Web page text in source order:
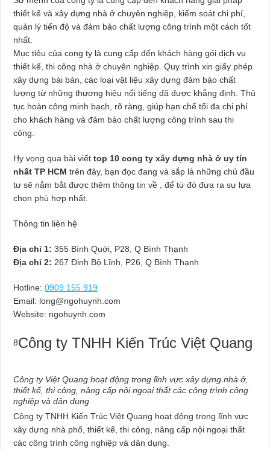
thiết kế và xây dựng nhà ở chuyên nghiệp, kiểm soát chi phí,
quản lý tiến độ và đảm bảo chất lượng công trình một cách tốt
nhất.
Mục tiêu của cong ty là cung cấp đến khách hàng gói dịch vụ
thiết kế, thi công nhà ở chuyên nghiệp. Quy trình xin giấy phép
xây dựng bài bản, các loại vật liệu xây dựng đảm bảo chất
lượng từ những thương hiệu nổi tiếng đã được khẳng định. Thủ
tục hoàn công minh bạch, rõ ràng, giúp hạn chế tối đa chi phí
cho khách hàng và đảm bảo chất lượng công trình sau thi
công.
Hy vọng qua bài viếttop 10 cong ty xây dựng nhà ở uy tín
nhất TP HCM trên đây, bạn đọc đang và sắp là những chủ đầu
tư sẽ nắm bắt được thêm thông tin về , để từ đó đưa ra sự lựa
chọn phù hợp nhất.
Thông tin liên hệ
Địa chỉ 1: 355 Bình Quới, P28, Q Bình Thạnh
Địa chỉ 2: 267 Đinh Bộ Lĩnh, P26, Q Bình Thạnh
Hotline: 0909 155 919
Email: long@ngohuynh.com
Website: ngohuynh.com
8Công ty TNHH Kiến Trúc Việt Quang
Công ty Việt Quang hoạt động trong lĩnh vực xây dựng nhà ở,
thiết kế, thi công, nâng cấp nội ngoại thất các công trình công
nghiệp và dân dụng
Công ty TNHH Kiến Trúc Việt Quang hoạt động trong lĩnh vực
xây dựng nhà phố, thiết kế, thi công, nâng cấp nội ngoại thất
các công trình công nghiệp và dân dụng.